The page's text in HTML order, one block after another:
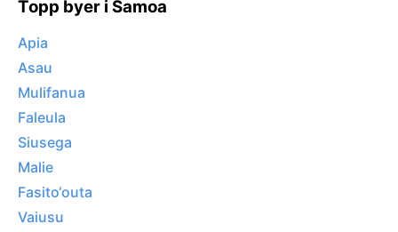
Topp byer i Samoa
Apia
Asau
Mulifanua
Faleula
Siusega
Malie
Fasito‘outa
Vaiusu